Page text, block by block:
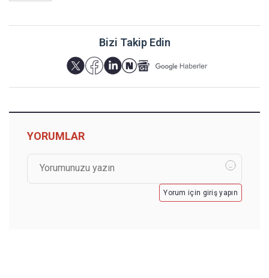
Bizi Takip Edin
YORUMLAR
Yorum için giriş yapın